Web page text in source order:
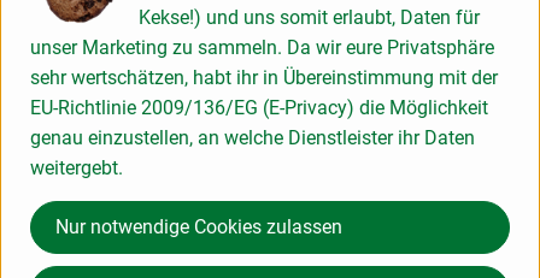
Herkunft
Hersteller: Martina Gebhardt
Deutschland
MG Naturkosmetik GmbH
Kekse!) und uns somit erlaubt, Daten für
unser Marketing zu sammeln. Da wir eure Privatsphäre
sehr wertschätzen, habt ihr in Übereinstimmung mit der
EU-Richtlinie 2009/136/EG (E-Privacy) die Möglichkeit
genau einzustellen, an welche Dienstleister ihr Daten
weitergebt.
Nur notwendige Cookies zulassen